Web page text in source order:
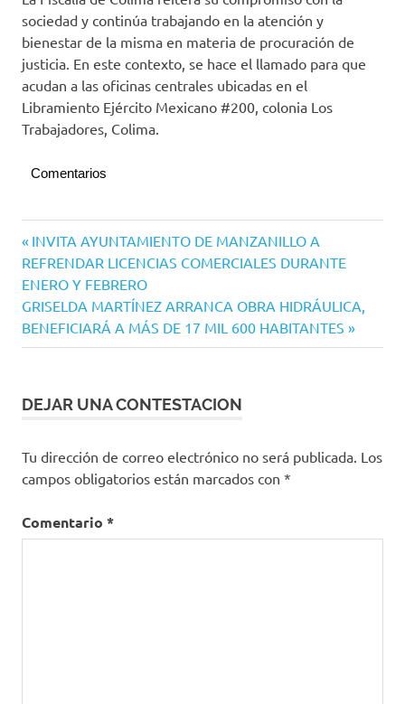
sociedad y continúa trabajando en la atención y
bienestar de la misma en materia de procuración de
justicia. En este contexto, se hace el llamado para que
acudan a las oficinas centrales ubicadas en el
Libramiento Ejército Mexicano #200, colonia Los
Trabajadores, Colima.
Comentarios
Navegación
de
entradas
Entrada
anterior:
INVITA AYUNTAMIENTO DE MANZANILLO A
REFRENDAR LICENCIAS COMERCIALES DURANTE
ENERO Y FEBRERO
Siguiente
entrada:
GRISELDA MARTÍNEZ ARRANCA OBRA HIDRÁULICA,
BENEFICIARÁ A MÁS DE 17 MIL 600 HABITANTES
DEJAR UNA CONTESTACION
Tu dirección de correo electrónico no será publicada. Los
campos obligatorios están marcados con *
Comentario *